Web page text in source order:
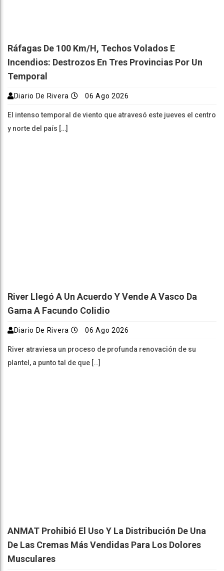
Ráfagas De 100 Km/h, Techos Volados E
Incendios: Destrozos En Tres Provincias Por Un
Temporal
Diario De Rivera 06 Ago 2026
El intenso temporal de viento que atravesó este jueves el centro
y norte del país […]
River Llegó A Un Acuerdo Y Vende A Vasco Da
Gama A Facundo Colidio
Diario De Rivera 06 Ago 2026
River atraviesa un proceso de profunda renovación de su
plantel, a punto tal de que […]
ANMAT Prohibió El Uso Y La Distribución De Una
De Las Cremas Más Vendidas Para Los Dolores
Musculares